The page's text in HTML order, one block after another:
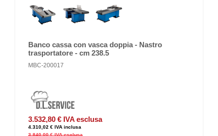
Banco cassa con vasca doppia - Nastro
trasportatore - cm 238.5
MBC-200017
3.532,80 € IVA esclusa
4.310,02 € IVA inclusa